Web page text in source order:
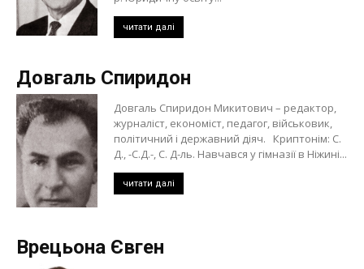
читати далі
Довгаль Спиридон
Довгаль Спиридон Микитович – редактор,
журналіст, економіст, педагог, військовик,
політичний і державний діяч. Криптонім: С.
Д., -С.Д.-, С. Д-ль. Навчався у гімназії в Ніжині...
читати далі
Врецьона Євген